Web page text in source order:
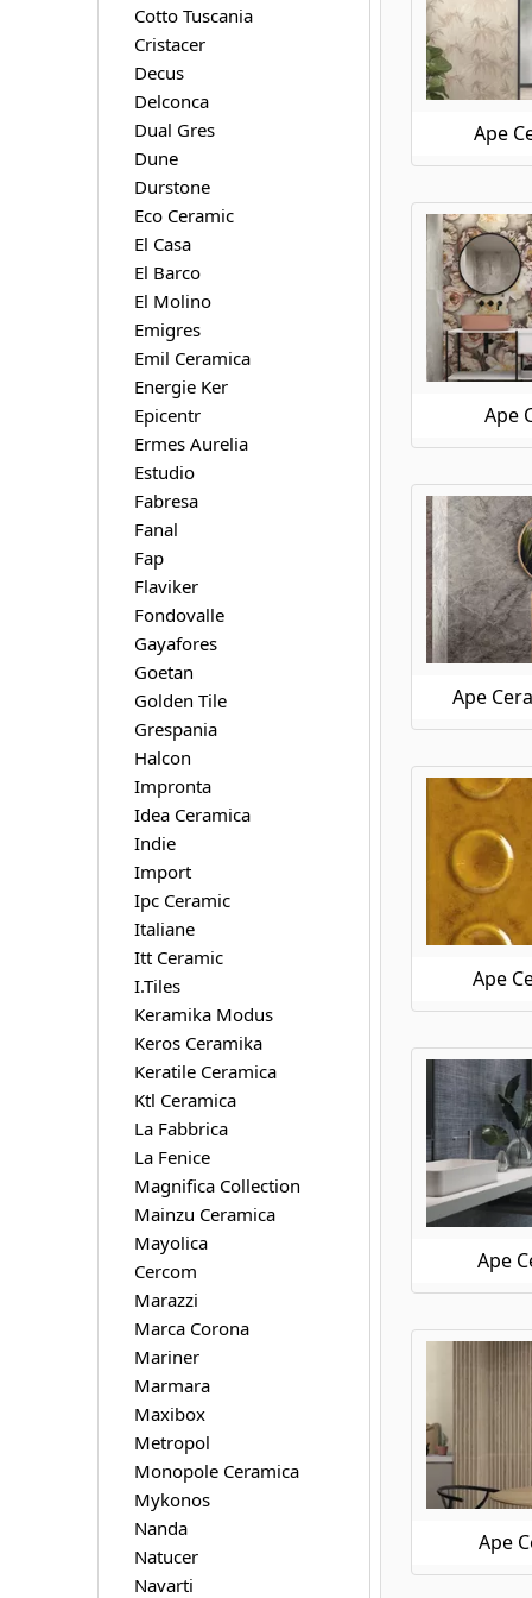
Ape
Ape
Ape
Ape
Ape
Ape
Ape Ceramica Klen
Ape Ceramica Koen
Ape Ceramica Loft
Ape Ceramica Luna Blanca
Ape Ceramica Magallanes
Ape Ceramica Mandalay
Ape Ceramica Meteoris
Ape Ceramica Metro
Ape Ceramica Moonstone
Ape Ceramica Museo
Ape Ceramica Night Lux
Ape Ceramica Onice
Ape Ceramica Oregon
Ape Ceramica Orsay
Ape Ceramica Piemonte
Ape Ceramica Silk
Ape Ceramica Silver Grey
Ape Ceramica Silver Pearl
Ape Ceramica Statuary
Ape Ceramica Stay
Ape Ceramica Taj Mahal
Ape Ceramica This Is
Ape Ceramica Tonality
Ape Ceramica Travertino
Ape Ceramica Trendy
Ape Ceramica Triana
Ape Ceramica Vita
Ape Ceramica Wabi Sabi
Ape Ceramica Work
Cotto Tuscania
Cristacer
Decus
Delconca
Dual Gres
Dune
Durstone
Eco Ceramic
El Casa
El Barco
El Molino
Emigres
Emil Ceramica
Energie Ker
Epicentr
Ermes Aurelia
Estudio
Fabresa
Fanal
Fap
Flaviker
Fondovalle
Gayafores
Goetan
Golden Tile
Grespania
Halcon
Impronta
Idea Ceramica
Indie
Import
Ipc Ceramic
Italiane
Itt Ceramic
I.Tiles
Keramika Modus
Keros Ceramika
Keratile Ceramica
Ktl Ceramica
La Fabbrica
La Fenice
Magnifica Collection
Mainzu Ceramica
Mayolica
Cercom
Marazzi
Marca Corona
Mariner
Marmara
Maxibox
Metropol
Monopole Ceramica
Mykonos
Nanda
Natucer
Navarti